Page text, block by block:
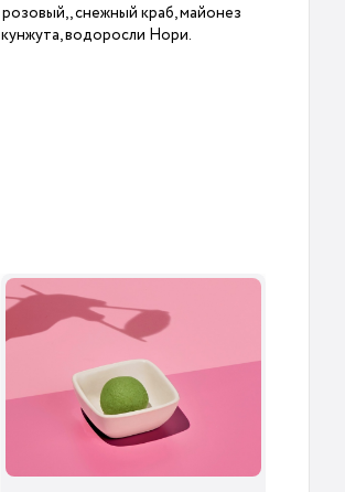
, снежный краб, майонез
водоросли Нори.